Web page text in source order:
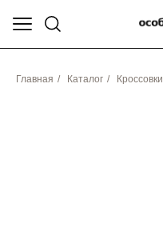
Главная / Каталог / Кроссовки